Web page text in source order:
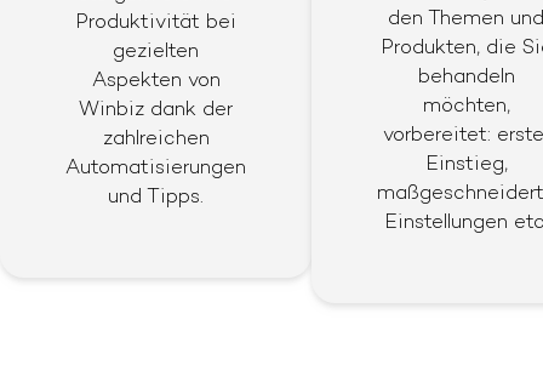
Produktivität bei
gezielten
Aspekten von
Winbiz dank der
zahlreichen
Automatisierungen
und Tipps.
den Themen
Produkten, die
behandeln
möchten,
vorbereitet:
Einstieg,
Einstellungen